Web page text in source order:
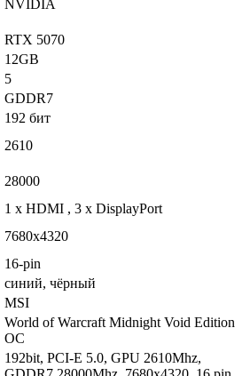
NVIDIA
RTX 5070
12GB
5
GDDR7
192 бит
2610
28000
1 х HDMI , 3 х DisplayPort
7680х4320
16-pin
синий, чёрный
MSI
World of Warcraft Midnight Void Edition
OC
192bit, PCI-E 5.0, GPU 2610Mhz,